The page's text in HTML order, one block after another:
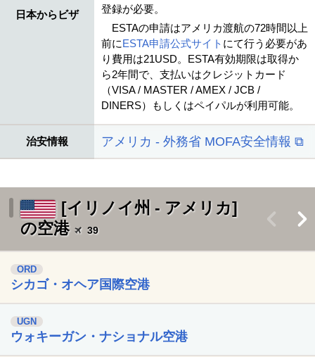
日本からビザ
登録が必要。
ESTAの申請はアメリカ渡航の72時間以上
前にESTA申請公式サイト にて行う必要があ
り費用は21USD。ESTA有効期限は取得か
ら2年間で、支払いはクレジットカード
（VISA / MASTER / AMEX / JCB /
DINERS）もしくはペイパルが利用可能。
治安情報 アメリカ - 外務省 MOFA安全情報 ⧉
[イリノイ州 - アメリカ]
の空港
39
ORD
シカゴ・オヘア国際空港
UGN
ウォキーガン・ナショナル空港